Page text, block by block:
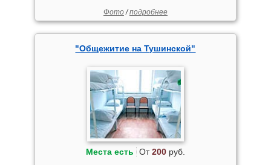
Фото/подробнее
"Общежитие на Тушинской"
Места есть От200руб.